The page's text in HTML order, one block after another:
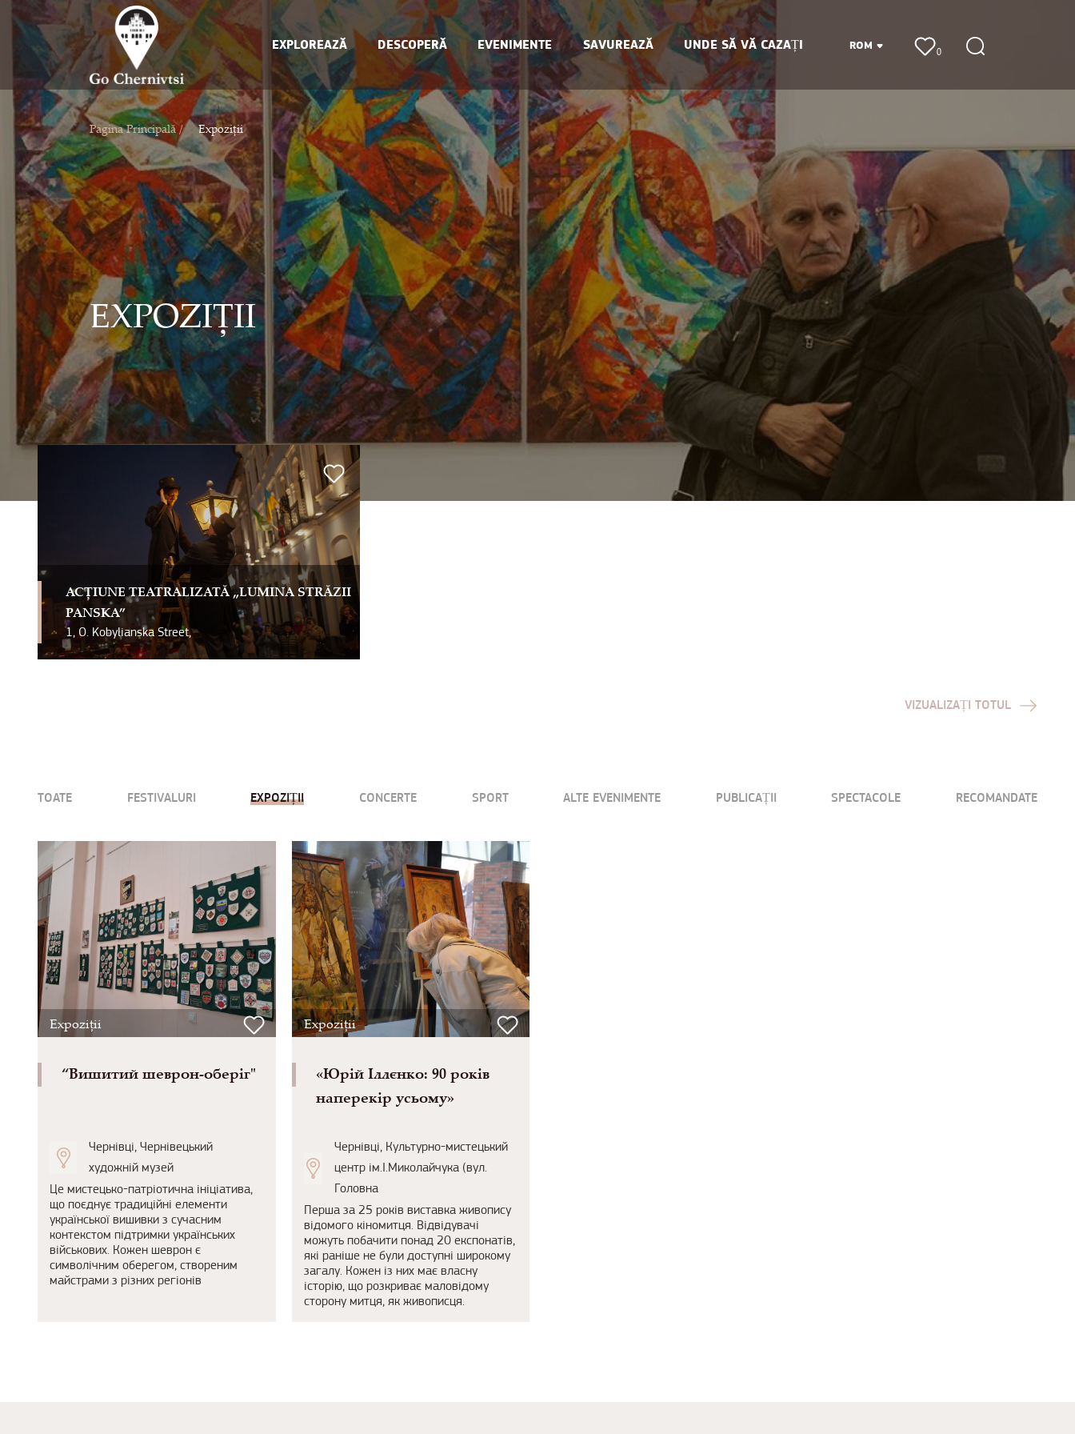
EXPLOREAZĂ DESCOPERĂ EVENIMENTE SAVUREAZĂ UNDE SĂ VĂ CAZAȚI ROM 0
Pagina Principală / Expoziții
EXPOZIȚII
ACȚIUNE TEATRALIZATĂ „LUMINA STRĂZII
PANSKA”
1, O. Kobylianska Street,
VIZUALIZAȚI TOTUL
TOATE FESTIVALURI EXPOZIȚII CONCERTE SPORT ALTE EVENIMENTE PUBLICAȚII SPECTACOLE RECOMANDATE
Expoziții
“Вишитий шеврон-оберіг"
Чернівці, Чернівецький
художній музей
Це мистецько-патріотична ініціатива,
що поєднує традиційні елементи
української вишивки з сучасним
контекстом підтримки українських
військових. Кожен шеврон є
символічним оберегом, створеним
майстрами з різних регіонів
Expoziții
«Юрій Іллєнко: 90 років
наперекір усьому»
Чернівці, Культурно-мистецький
центр ім.І.Миколайчука (вул.
Головна
Перша за 25 років виставка живопису
відомого кіномитця. Відвідувачі
можуть побачити понад 20 експонатів,
які раніше не були доступні широкому
загалу. Кожен із них має власну
історію, що розкриває маловідому
сторону митця, як живописця.